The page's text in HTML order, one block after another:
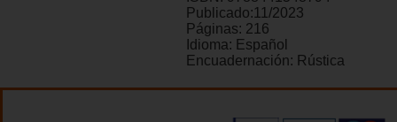
Publicado:11/2023
Páginas: 216
Idioma: Español
Encuadernación: Rústica